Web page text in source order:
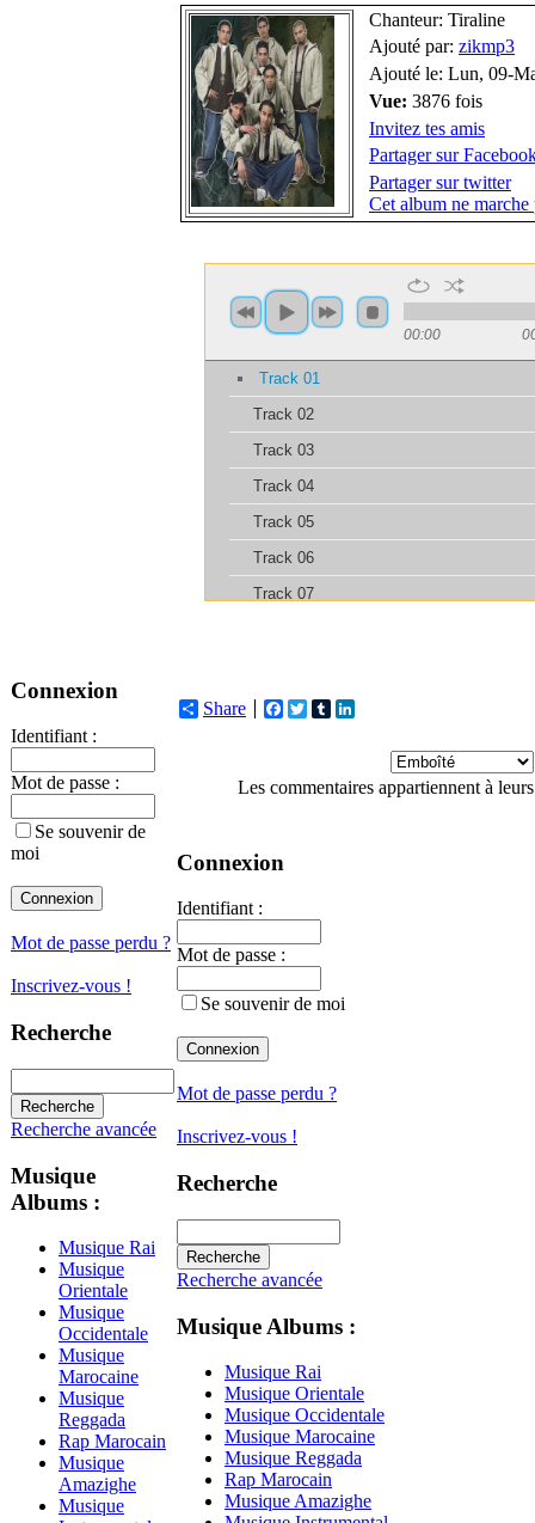
Connexion
Identifiant :
Mot de passe :
Se souvenir de
moi
Mot de passe perdu ?
Inscrivez-vous !
Recherche
Recherche avancée
Musique
Albums :
Musique Rai
Musique
Orientale
Musique
Occidentale
Musique
Marocaine
Musique
Reggada
Rap Marocain
Musique
Amazighe
Musique
Chanteur: Tiraline
Ajouté par: zikmp3
Ajouté le: Lun, 09-
Vue: 3876 fois
Invitez tes amis
Partager sur
Partager sur twitter
Cet album ne marche
Share Facebook
TwitterTumblr
Les commentaires appartiennent à
Connexion
Identifiant :
Mot de passe :
Se souvenir de moi
Mot de passe perdu ?
Inscrivez-vous !
Recherche
Recherche avancée
Musique Albums :
Musique Rai
Musique Orientale
Musique Occidentale
Musique Marocaine
Musique Reggada
Rap Marocain
Musique Amazighe